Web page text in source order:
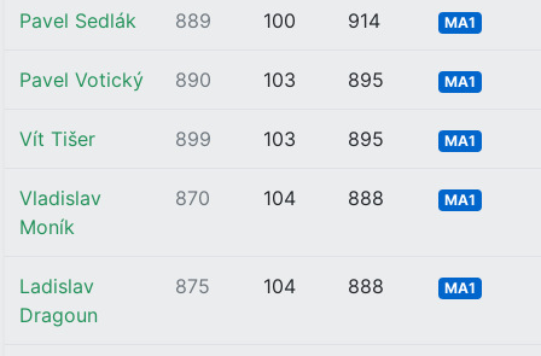
Pavel Sedlák 889 100 914 MA1
Pavel Votický 890 103 895 MA1
Vít Tišer 899 103 895 MA1
Vladislav
Moník
870 104 888 MA1
Ladislav
Dragoun
875 104 888 MA1